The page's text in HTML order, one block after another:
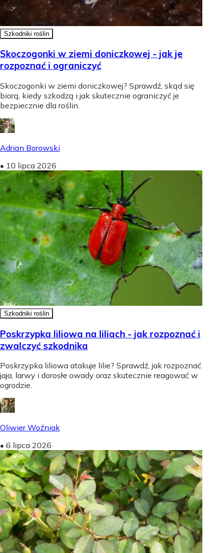
Szkodniki roślin
Skoczogonki w ziemi doniczkowej - jak je
rozpoznać i ograniczyć
Skoczogonki w ziemi doniczkowej? Sprawdź, skąd się
biorą, kiedy szkodzą i jak skutecznie ograniczyć je
bezpiecznie dla roślin.
Adrian Borowski
• 10 lipca 2026
Szkodniki roślin
Poskrzypka liliowa na liliach - jak rozpoznać i
zwalczyć szkodnika
Poskrzypka liliowa atakuje lilie? Sprawdź, jak rozpoznać
jaja, larwy i dorosłe owady oraz skutecznie reagować w
ogrodzie.
Oliwier Woźniak
• 6 lipca 2026